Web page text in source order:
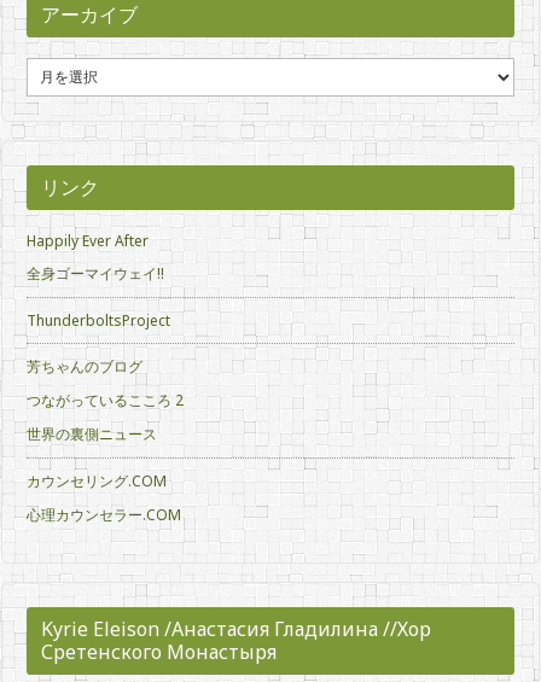
アーカイブ
ー
カ
イ
リンク
Happily Ever After
全身ゴーマイウェイ!!
ThunderboltsProject
芳ちゃんのブログ
つながっているこころ 2
世界の裏側ニュース
カウンセリング.COM
心理カウンセラー.COM
Kyrie Eleison /Анастасия Гладилина //Хор
Сретенского Монастыря